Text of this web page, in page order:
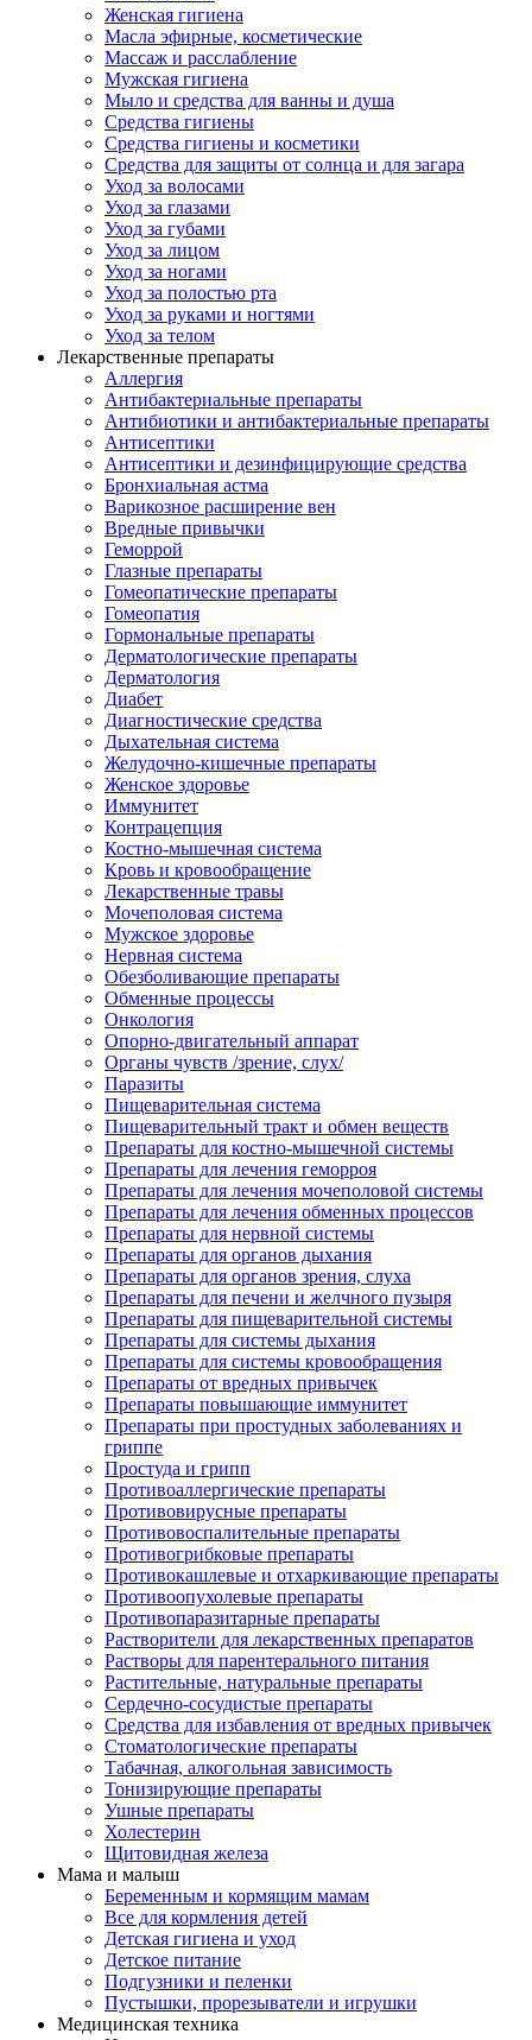
Женская гигиена
Масла эфирные, косметические
Массаж и расслабление
Мужская гигиена
Мыло и средства для ванны и душа
Средства гигиены
Средства гигиены и косметики
Средства для защиты от солнца и для загара
Уход за волосами
Уход за глазами
Уход за губами
Уход за лицом
Уход за ногами
Уход за полостью рта
Уход за руками и ногтями
Уход за телом
Лекарственные препараты
Аллергия
Антибактериальные препараты
Антибиотики и антибактериальные препараты
Антисептики
Антисептики и дезинфицирующие средства
Бронхиальная астма
Варикозное расширение вен
Вредные привычки
Геморрой
Глазные препараты
Гомеопатические препараты
Гомеопатия
Гормональные препараты
Дерматологические препараты
Дерматология
Диабет
Диагностические средства
Дыхательная система
Желудочно-кишечные препараты
Женское здоровье
Иммунитет
Контрацепция
Костно-мышечная система
Кровь и кровообращение
Лекарственные травы
Мочеполовая система
Мужское здоровье
Нервная система
Обезболивающие препараты
Обменные процессы
Онкология
Опорно-двигательный аппарат
Органы чувств /зрение, слух/
Паразиты
Пищеварительная система
Пищеварительный тракт и обмен веществ
Препараты для костно-мышечной системы
Препараты для лечения геморроя
Препараты для лечения мочеполовой системы
Препараты для лечения обменных процессов
Препараты для нервной системы
Препараты для органов дыхания
Препараты для органов зрения, слуха
Препараты для печени и желчного пузыря
Препараты для пищеварительной системы
Препараты для системы дыхания
Препараты для системы кровообращения
Препараты от вредных привычек
Препараты повышающие иммунитет
Препараты при простудных заболеваниях и
гриппе
Простуда и грипп
Противоаллергические препараты
Противовирусные препараты
Противовоспалительные препараты
Противогрибковые препараты
Противокашлевые и отхаркивающие препараты
Противоопухолевые препараты
Противопаразитарные препараты
Растворители для лекарственных препаратов
Растворы для парентерального питания
Растительные, натуральные препараты
Сердечно-сосудистые препараты
Средства для избавления от вредных привычек
Стоматологические препараты
Табачная, алкогольная зависимость
Тонизирующие препараты
Ушные препараты
Холестерин
Щитовидная железа
Мама и малыш
Беременным и кормящим мамам
Все для кормления детей
Детская гигиена и уход
Детское питание
Подгузники и пеленки
Пустышки, прорезыватели и игрушки
Медицинская техника